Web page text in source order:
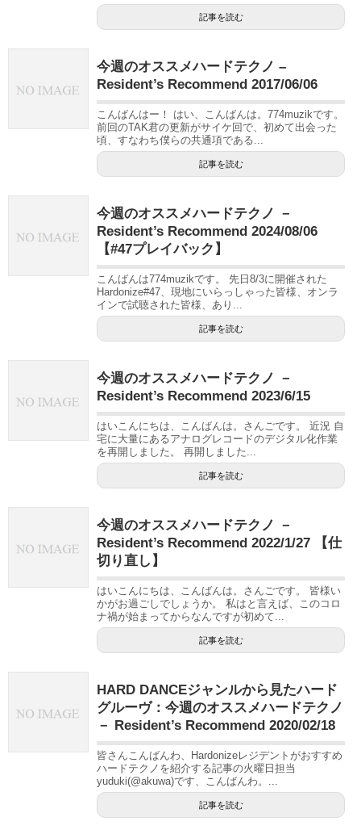
記事を読む
今週のオススメハードテクノ –
Resident’s Recommend 2017/06/06
こんばんはー！ はい、こんばんは。774muzikです。
前回のTAK君の更新がサイケ回で、初めて出会った
頃、すなわち僕らの共通項である...
記事を読む
今週のオススメハードテクノ －
Resident’s Recommend 2024/08/06
【#47プレイバック】
こんばんは774muzikです。 先日8/3に開催された
Hardonize#47、現地にいらっしゃった皆様、オンラ
インで試聴された皆様、あり...
記事を読む
今週のオススメハードテクノ －
Resident’s Recommend 2023/6/15
はいこんにちは、こんばんは。さんごです。 近況 自
宅に大量にあるアナログレコードのデジタル化作業
を再開しました。 再開しました...
記事を読む
今週のオススメハードテクノ －
Resident’s Recommend 2022/1/27 【仕
切り直し】
はいこんにちは、こんばんは。さんごです。 皆様い
かがお過ごしでしょうか。 私はと言えば、このコロ
ナ禍が始まってからなんですが初めて...
記事を読む
HARD DANCEジャンルから見たハード
グルーヴ：今週のオススメハードテクノ
－ Resident’s Recommend 2020/02/18
皆さんこんばんわ、Hardonizeレジデントがおすすめ
ハードテクノを紹介する記事の火曜日担当
yuduki(@akuwa)です、こんばんわ。...
記事を読む